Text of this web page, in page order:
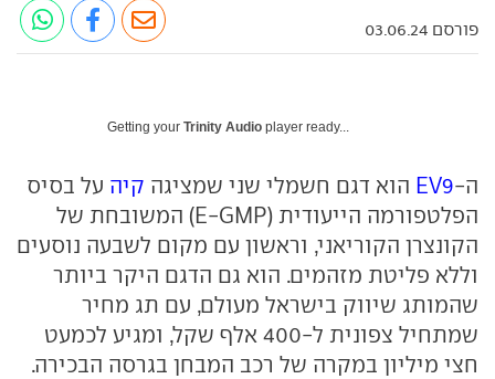
פורסם 03.06.24
Getting your Trinity Audio player ready...
ה-EV9 הוא דגם חשמלי שני שמציגה קיה על בסיס
הפלטפורמה הייעודית (E-GMP) המשובחת של
הקונצרן הקוריאני, וראשון עם מקום לשבעה נוסעים
וללא פליטת מזהמים. הוא גם הדגם היקר ביותר
שהמותג שיווק בישראל מעולם, עם תג מחיר
שמתחיל צפונית ל-400 אלף שקל, ומגיע לכמעט
חצי מיליון במקרה של רכב המבחן בגרסה הבכירה.